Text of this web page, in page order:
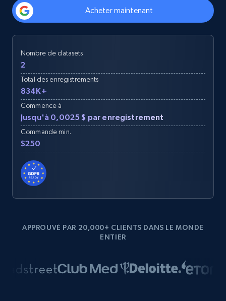
Acheter maintenant
Nombre de datasets
2
Total des enregistrements
834K+
Commence à
Jusqu'à 0,0025 $ par enregistrement
Commande min.
$250
APPROUVÉ PAR 20,000+ CLIENTS DANS LE MONDE
ENTIER